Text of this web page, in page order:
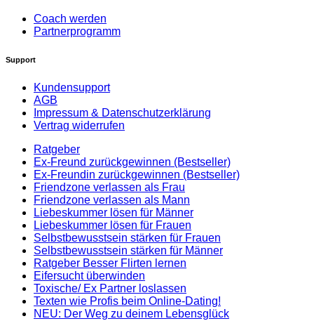
Coach werden
Partnerprogramm
Support
Kundensupport
AGB
Impressum & Datenschutzerklärung
Vertrag widerrufen
Ratgeber
Ex-Freund zurückgewinnen (Bestseller)
Ex-Freundin zurückgewinnen (Bestseller)
Friendzone verlassen als Frau
Friendzone verlassen als Mann
Liebeskummer lösen für Männer
Liebeskummer lösen für Frauen
Selbstbewusstsein stärken für Frauen
Selbstbewusstsein stärken für Männer
Ratgeber Besser Flirten lernen
Eifersucht überwinden
Toxische/ Ex Partner loslassen
Texten wie Profis beim Online-Dating!
NEU: Der Weg zu deinem Lebensglück